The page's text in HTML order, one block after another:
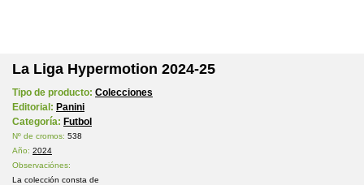
La Liga Hypermotion 2024-25
Tipo de producto: Colecciones
Editorial: Panini
Categoría: Futbol
Nº de cromos: 538
Año: 2024
Observaciónes:
La colección consta de